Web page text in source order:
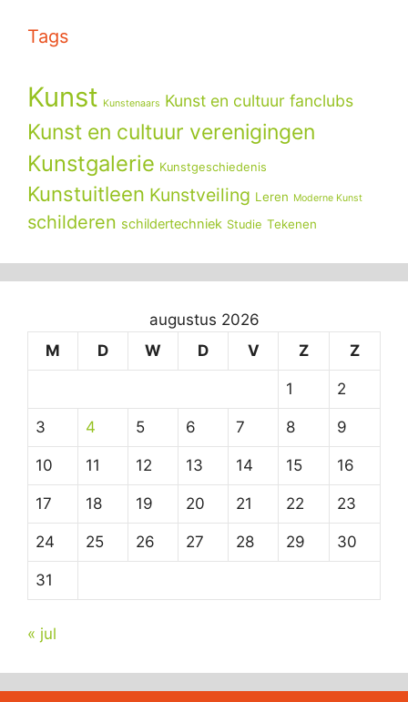
Tags
Kunst Kunstenaars Kunst en cultuur fanclubs
Kunst en cultuur verenigingen
Kunstgalerie Kunstgeschiedenis
Kunstuitleen Kunstveiling Leren Moderne Kunst
schilderen schildertechniek Studie Tekenen
augustus 2026
M
D W D V Z Z
1 2
3 4 5 6 7 8 9
10 11 12 13 14 15 16
17 18 19 20 21 22 23
24 25 26 27 28 29 30
31
« jul